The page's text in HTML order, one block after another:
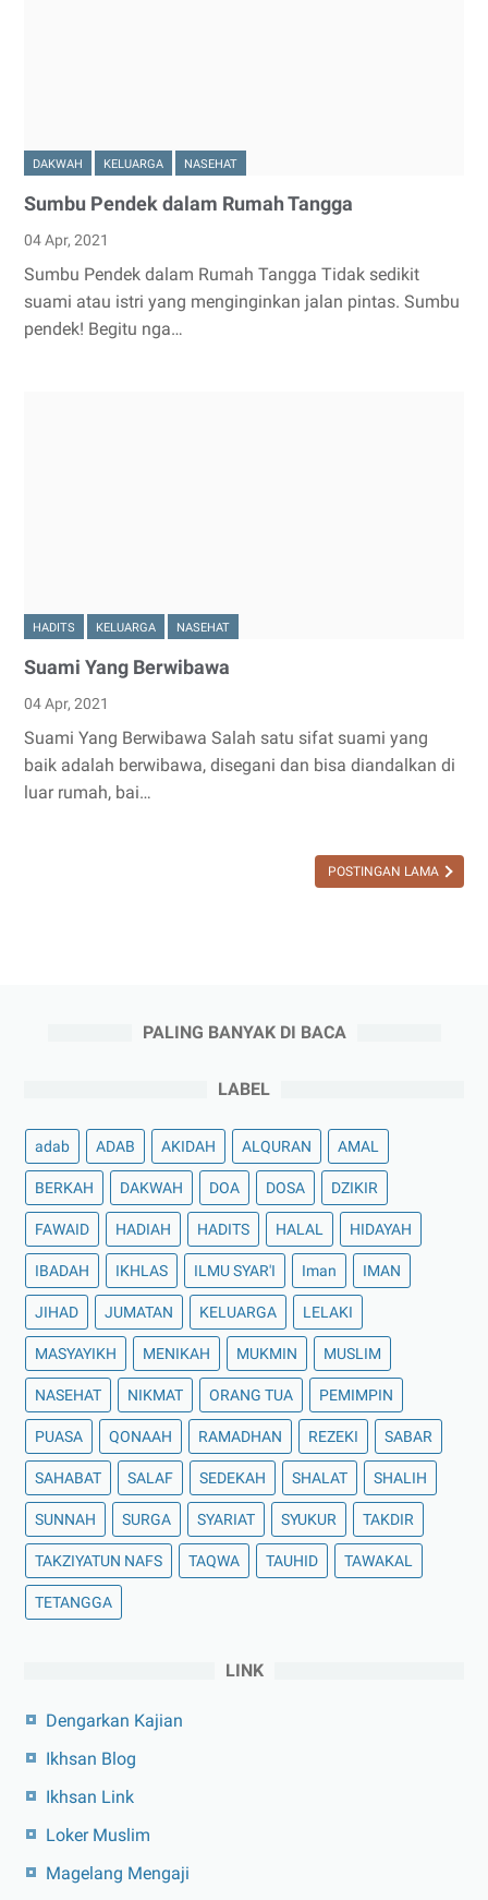
DAKWAH KELUARGA NASEHAT
Sumbu Pendek dalam Rumah Tangga
04 Apr, 2021
Sumbu Pendek dalam Rumah Tangga Tidak sedikit
suami atau istri yang menginginkan jalan pintas. Sumbu
pendek! Begitu nga…
HADITS KELUARGA NASEHAT
Suami Yang Berwibawa
04 Apr, 2021
Suami Yang Berwibawa Salah satu sifat suami yang
baik adalah berwibawa, disegani dan bisa diandalkan di
luar rumah, bai…
POSTINGAN LAMA
PALING BANYAK DI BACA
LABEL
adab ADAB AKIDAH ALQURAN AMAL
BERKAH DAKWAH DOA DOSA DZIKIR
FAWAID HADIAH HADITS HALAL HIDAYAH
IBADAH IKHLAS ILMU SYAR'I Iman IMAN
JIHAD JUMATAN KELUARGA LELAKI
MASYAYIKH MENIKAH MUKMIN MUSLIM
NASEHAT NIKMAT ORANG TUA PEMIMPIN
PUASA QONAAH RAMADHAN REZEKI SABAR
SAHABAT SALAF SEDEKAH SHALAT SHALIH
SUNNAH SURGA SYARIAT SYUKUR TAKDIR
TAKZIYATUN NAFS TAQWA TAUHID TAWAKAL
TETANGGA
LINK
Dengarkan Kajian
Ikhsan Blog
Ikhsan Link
Loker Muslim
Magelang Mengaji